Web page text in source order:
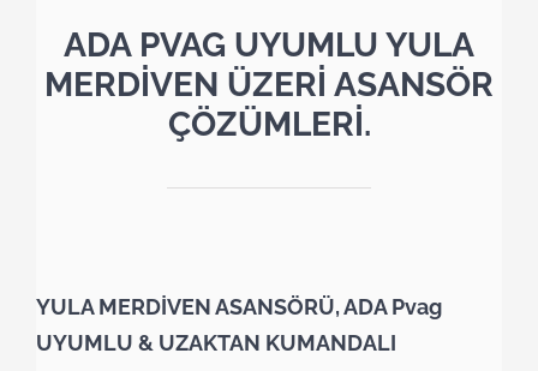
ADA PVAG UYUMLU YULA
MERDİVEN ÜZERİ ASANSÖR
ÇÖZÜMLERİ.
YULA MERDİVEN ASANSÖRÜ, ADA Pvag
UYUMLU & UZAKTAN KUMANDALI